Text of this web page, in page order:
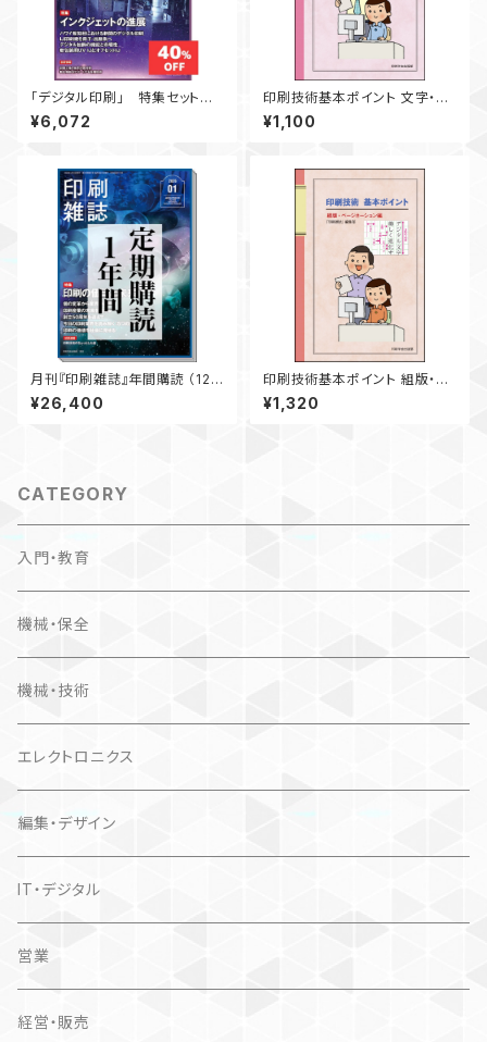
「デジタル印刷」 特集セット
【割引】 月刊『印刷雑誌』
¥6,072
印刷技術基本ポイント 文字・書
体編
¥1,100
月刊『印刷雑誌』年間購読 （12ヶ
月分）【送料無料】
¥26,400
印刷技術基本ポイント 組版・ペ
ージネーション編
¥1,320
CATEGORY
入門・教育
機械・保全
機械・技術
エレクトロニクス
編集・デザイン
IT・デジタル
営業
経営・販売